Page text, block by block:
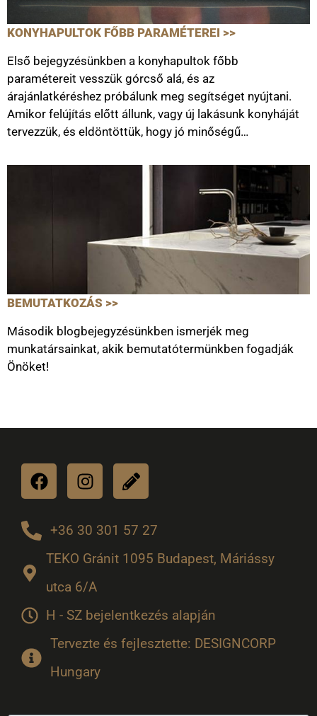
KONYHAPULTOK FŐBB PARAMÉTEREI >>
Első bejegyzésünkben a konyhapultok főbb
paramétereit vesszük górcső alá, és az
árajánlatkéréshez próbálunk meg segítséget nyújtani.
Amikor felújítás előtt állunk, vagy új lakásunk konyháját
tervezzük, és eldöntöttük, hogy jó minőségű…
BEMUTATKOZÁS >>
Második blogbejegyzésünkben ismerjék meg
munkatársainkat, akik bemutatótermünkben fogadják
Önöket!
+36 30 301 57 27
TEKO Gránit 1095 Budapest, Máriássy
utca 6/A
H - SZ bejelentkezés alapján
Tervezte és fejlesztette: DESIGNCORP
Hungary